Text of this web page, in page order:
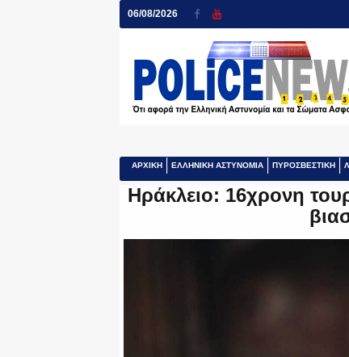
06/08/2026
ΑΡΧΙΚΗ ΕΛΛΗΝΙΚΗ ΑΣΤΥΝΟΜΙΑ ΠΥΡΟΣΒΕΣΤΙΚΗ
Ηράκλειο: 16χρονη